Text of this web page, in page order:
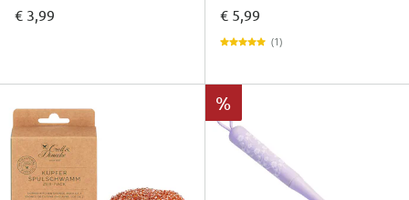
€ 3,99 € 5,99
(1)
%